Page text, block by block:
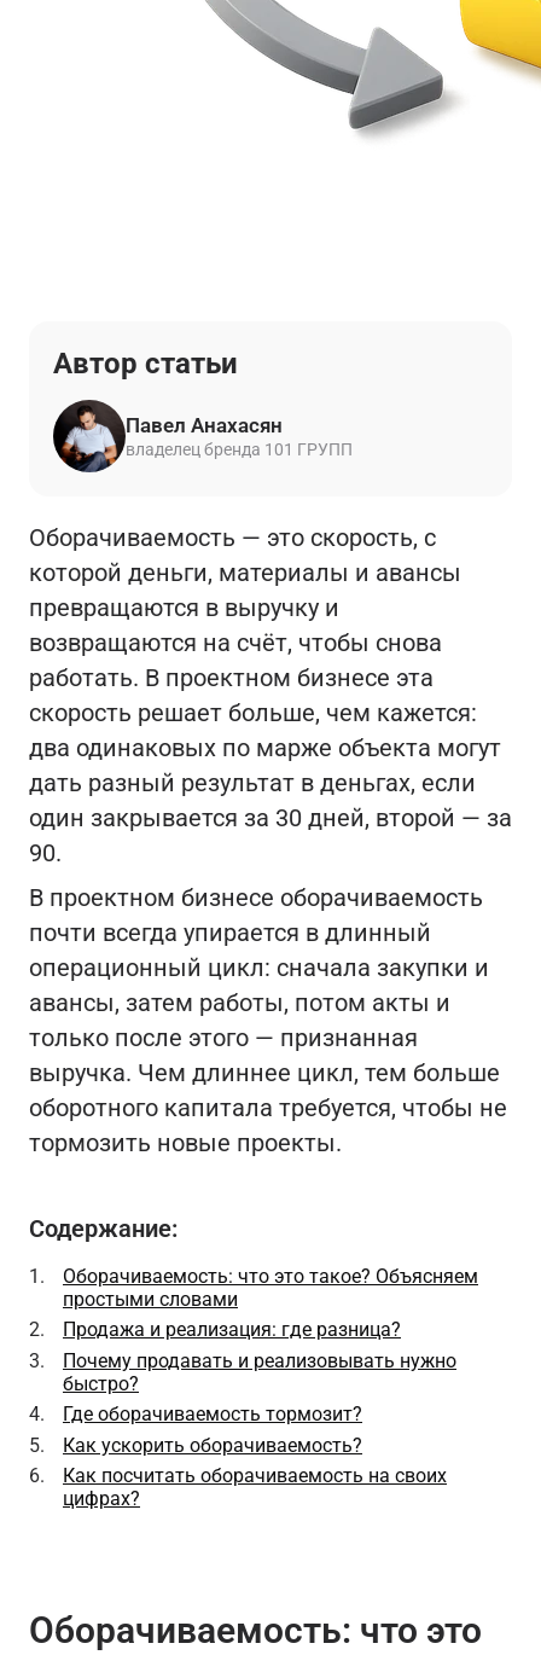
Автор статьи
Павел Анахасян
владелец бренда 101 ГРУПП
Оборачиваемость — это скорость, с
которой деньги, материалы и авансы
превращаются в выручку и
возвращаются на счёт, чтобы снова
работать. В проектном бизнесе эта
скорость решает больше, чем кажется:
два одинаковых по марже объекта могут
дать разный результат в деньгах, если
один закрывается за 30 дней, второй — за
90.
В проектном бизнесе оборачиваемость
почти всегда упирается в длинный
операционный цикл: сначала закупки и
авансы, затем работы, потом акты и
только после этого — признанная
выручка. Чем длиннее цикл, тем больше
оборотного капитала требуется, чтобы не
тормозить новые проекты.
Содержание:
Оборачиваемость: что это такое? Объясняем
простыми словами
Продажа и реализация: где разница?
Почему продавать и реализовывать нужно
быстро?
Где оборачиваемость тормозит?
Как ускорить оборачиваемость?
Как посчитать оборачиваемость на своих
цифрах?
Оборачиваемость: что это